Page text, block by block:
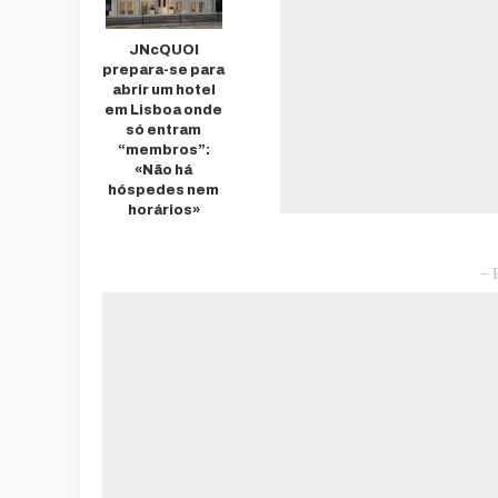
JNcQUOI
prepara-se para
abrir um hotel
em Lisboa onde
só entram
“membros”:
«Não há
hóspedes nem
horários»
–